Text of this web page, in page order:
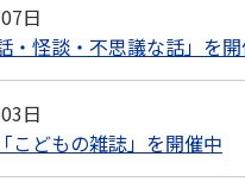
日
・怪談・不思議な話」を
日
こどもの雑誌」を開催中